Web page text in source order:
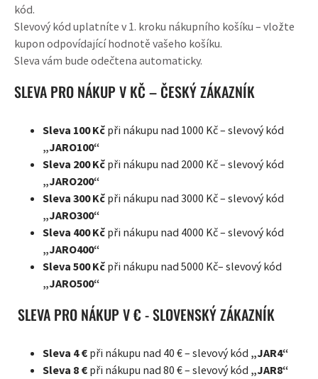
kód.
Slevový kód uplatníte v 1. kroku nákupního košíku – vložte
kupon odpovídající hodnotě vašeho košíku.
Sleva vám bude odečtena automaticky.
SLEVA PRO NÁKUP V KČ – ČESKÝ ZÁKAZNÍK
Sleva 100 Kč při nákupu nad 1000 Kč – slevový kód
„JARO100“
Sleva 200 Kč při nákupu nad 2000 Kč – slevový kód
„JARO200“
Sleva 300 Kč při nákupu nad 3000 Kč – slevový kód
„JARO300“
Sleva 400 Kč při nákupu nad 4000 Kč – slevový kód
„JARO400“
Sleva 500 Kč při nákupu nad 5000 Kč– slevový kód
„JARO500“
SLEVA PRO NÁKUP V € - SLOVENSKÝ ZÁKAZNÍK
Sleva 4 € při nákupu nad 40 € – slevový kód „JAR4“
Sleva 8 € při nákupu nad 80 € – slevový kód „JAR8“